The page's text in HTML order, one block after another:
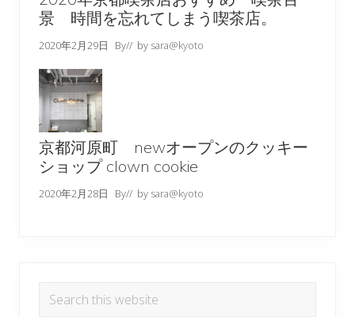
景 時間を忘れてしまう喫茶店。
2020年2月29日 By// by sara@kyoto
京都河原町 newオープンのクッキー
ショップ clown cookie
2020年2月28日 By// by sara@kyoto
Search